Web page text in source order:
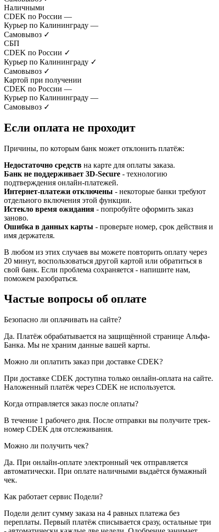
Наличными
CDEK по России —
Курьер по Калининграду —
Самовывоз ✓
СБП
CDEK по России ✓
Курьер по Калининграду ✓
Самовывоз ✓
Картой при получении
CDEK по России —
Курьер по Калининграду —
Самовывоз ✓
Если оплата не проходит
Причины, по которым банк может отклонить платёж:
Недостаточно средств на карте для оплаты заказа.
Банк не поддерживает 3D-Secure - технологию
подтверждения онлайн-платежей.
Интернет-платежи отключены - некоторые банки требуют
отдельного включения этой функции.
Истекло время ожидания - попробуйте оформить заказ
заново.
Ошибка в данных карты - проверьте номер, срок действия и
имя держателя.
В любом из этих случаев вы можете повторить оплату через
20 минут, воспользоваться другой картой или обратиться в
свой банк. Если проблема сохраняется - напишите нам,
поможем разобраться.
Частые вопросы об оплате
Безопасно ли оплачивать на сайте?
Да. Платёж обрабатывается на защищённой странице Альфа-
Банка. Мы не храним данные вашей карты.
Можно ли оплатить заказ при доставке CDEK?
При доставке CDEK доступна только онлайн-оплата на сайте.
Наложенный платёж через CDEK не используется.
Когда отправляется заказ после оплаты?
В течение 1 рабочего дня. После отправки вы получите трек-
номер CDEK для отслеживания.
Можно ли получить чек?
Да. При онлайн-оплате электронный чек отправляется
автоматически. При оплате наличными выдаётся бумажный
чек.
Как работает сервис Подели?
Подели делит сумму заказа на 4 равных платежа без
переплаты. Первый платёж списывается сразу, остальные три